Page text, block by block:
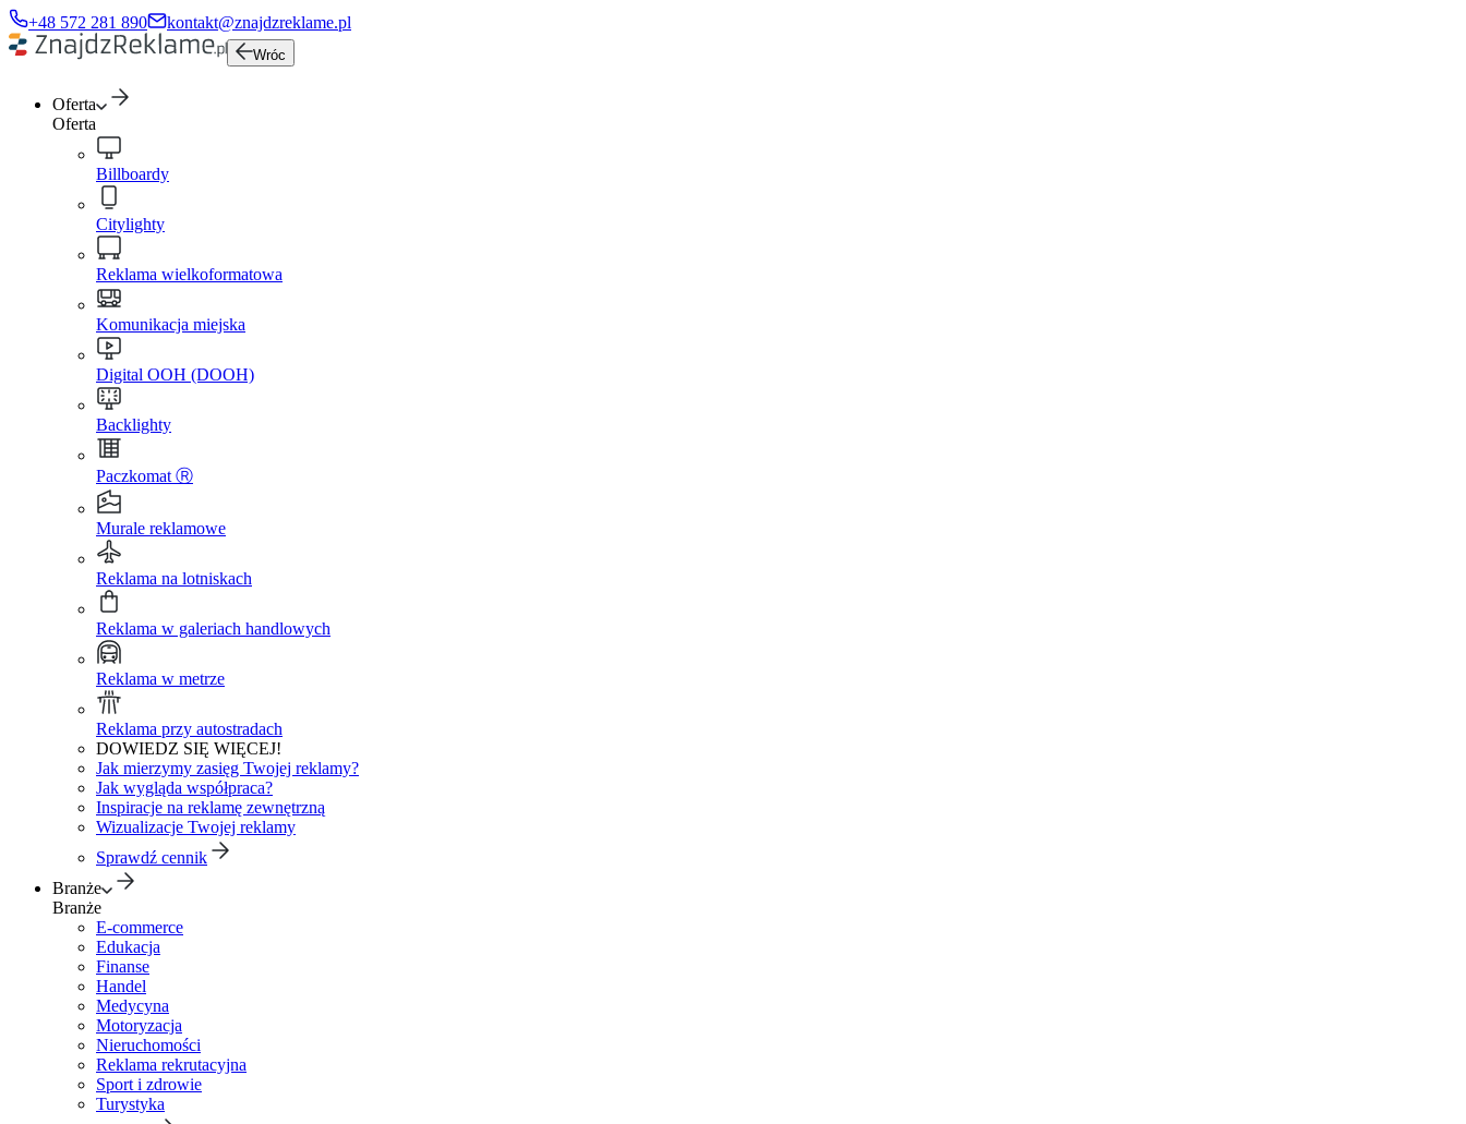
+48 572 281 890 kontakt@znajdzreklame.pl
Wróc
Oferta
Oferta
Billboardy
Citylighty
Reklama wielkoformatowa
Komunikacja miejska
Digital OOH (DOOH)
Backlighty
Paczkomat Ⓡ
Murale reklamowe
Reklama na lotniskach
Reklama w galeriach handlowych
Reklama w metrze
Reklama przy autostradach
DOWIEDZ SIĘ WIĘCEJ!
Jak mierzymy zasięg Twojej reklamy?
Jak wygląda współpraca?
Inspiracje na reklamę zewnętrzną
Wizualizacje Twojej reklamy
Sprawdź cennik
Branże
Branże
E-commerce
Edukacja
Finanse
Handel
Medycyna
Motoryzacja
Nieruchomości
Reklama rekrutacyjna
Sport i zdrowie
Turystyka